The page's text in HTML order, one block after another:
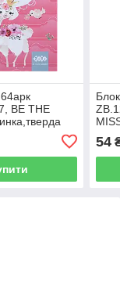
BE THE
54